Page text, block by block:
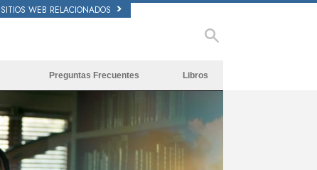
SITIOS WEB RELACIONADOS
Preguntas Frecuentes
Dentro de una Iglesia
La Organización de Scientology
Libros
Audiolibros
Conferencias Introductorias